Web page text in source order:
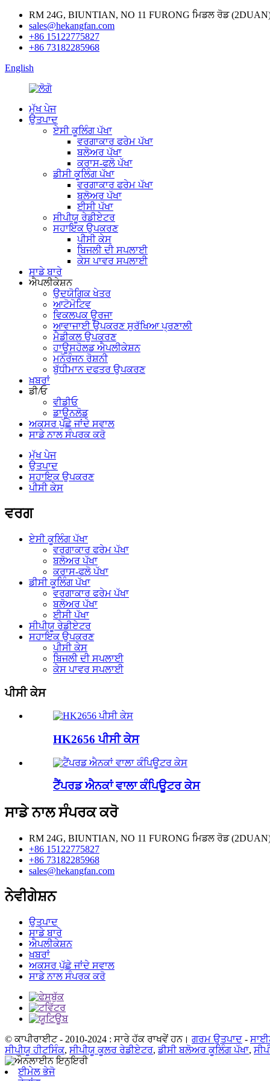
RM 24G, BIUNTIAN, NO 11 FURONG ਮਿਡਲ ਰੋਡ
sales@hekangfan.com
+86 15122775827
+86 73182285968
English
ਮੁੱਖ ਪੇਜ
ਉਤਪਾਦ
ਏਸੀ ਕੂਲਿੰਗ ਪੱਖਾ
ਵਰਗਾਕਾਰ ਫਰੇਮ ਪੱਖਾ
ਬਲੋਅਰ ਪੱਖਾ
ਕਰਾਸ-ਫਲੋ ਪੱਖਾ
ਡੀਸੀ ਕੂਲਿੰਗ ਪੱਖਾ
ਵਰਗਾਕਾਰ ਫਰੇਮ ਪੱਖਾ
ਬਲੋਅਰ ਪੱਖਾ
ਈਸੀ ਪੱਖਾ
ਸੀਪੀਯੂ ਰੇਡੀਏਟਰ
ਸਹਾਇਕ ਉਪਕਰਣ
ਪੀਸੀ ਕੇਸ
ਬਿਜਲੀ ਦੀ ਸਪਲਾਈ
ਕੇਸ ਪਾਵਰ ਸਪਲਾਈ
ਸਾਡੇ ਬਾਰੇ
ਐਪਲੀਕੇਸ਼ਨ
ਉਦਯੋਗਿਕ ਖੇਤਰ
ਆਟੋਮੋਟਿਵ
ਵਿਕਲਪਕ ਊਰਜਾ
ਆਵਾਜਾਈ ਉਪਕਰਣ ਸੁਰੱਖਿਆ ਪ੍ਰਣਾਲੀ
ਮੈਡੀਕਲ ਉਪਕਰਣ
ਹਾਊਸਹੋਲਡ ਐਪਲੀਕੇਸ਼ਨ
ਮਨੋਰੰਜਨ ਰੋਸ਼ਨੀ
ਬੁੱਧੀਮਾਨ ਦਫਤਰ ਉਪਕਰਣ
ਖ਼ਬਰਾਂ
ਡੀ/ਓ
ਵੀਡੀਓ
ਡਾਊਨਲੋਡ
ਅਕਸਰ ਪੁੱਛੇ ਜਾਂਦੇ ਸਵਾਲ
ਸਾਡੇ ਨਾਲ ਸੰਪਰਕ ਕਰੋ
ਮੁੱਖ ਪੇਜ
ਉਤਪਾਦ
ਸਹਾਇਕ ਉਪਕਰਣ
ਪੀਸੀ ਕੇਸ
ਵਰਗ
ਏਸੀ ਕੂਲਿੰਗ ਪੱਖਾ
ਵਰਗਾਕਾਰ ਫਰੇਮ ਪੱਖਾ
ਬਲੋਅਰ ਪੱਖਾ
ਕਰਾਸ-ਫਲੋ ਪੱਖਾ
ਡੀਸੀ ਕੂਲਿੰਗ ਪੱਖਾ
ਵਰਗਾਕਾਰ ਫਰੇਮ ਪੱਖਾ
ਬਲੋਅਰ ਪੱਖਾ
ਈਸੀ ਪੱਖਾ
ਸੀਪੀਯੂ ਰੇਡੀਏਟਰ
ਸਹਾਇਕ ਉਪਕਰਣ
ਪੀਸੀ ਕੇਸ
ਬਿਜਲੀ ਦੀ ਸਪਲਾਈ
ਕੇਸ ਪਾਵਰ ਸਪਲਾਈ
ਪੀਸੀ ਕੇਸ
HK2656 ਪੀਸੀ ਕੇਸ
ਟੈਂਪਰਡ ਐਨਕਾਂ ਵਾਲਾ ਕੰਪਿਊਟਰ ਕੇਸ
ਸਾਡੇ ਨਾਲ ਸੰਪਰਕ ਕਰੋ
RM 24G, BIUNTIAN, NO 11 FURONG ਮਿਡਲ ਰੋਡ
+86 15122775827
+86 73182285968
sales@hekangfan.com
ਨੇਵੀਗੇਸ਼ਨ
ਉਤਪਾਦ
ਸਾਡੇ ਬਾਰੇ
ਐਪਲੀਕੇਸ਼ਨ
ਖ਼ਬਰਾਂ
ਅਕਸਰ ਪੁੱਛੇ ਜਾਂਦੇ ਸਵਾਲ
ਸਾਡੇ ਨਾਲ ਸੰਪਰਕ ਕਰੋ
© ਕਾਪੀਰਾਈਟ - 2010-2024 : ਸਾਰੇ ਹੱਕ ਰਾਖਵੇਂ ਹਨ। ਗਰਮ ਉਤਪਾਦ -
ਸੀਪੀਯੂ ਹੀਟਸਿੰਕ, ਸੀਪੀਯੂ ਕੂਲਰ ਰੇਡੀਏਟਰ,ਡੀਸੀ ਬਲੋਅਰ ਕੂਲਿੰਗ ਪੱਖਾ,
ਈਮੇਲ ਭੇਜੋ